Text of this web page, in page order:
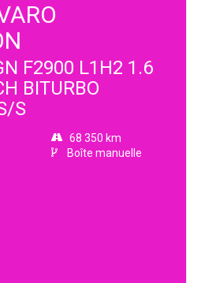
F2900 L1H2 1.6
BITURBO
S
68 350 km
Boîte manuelle